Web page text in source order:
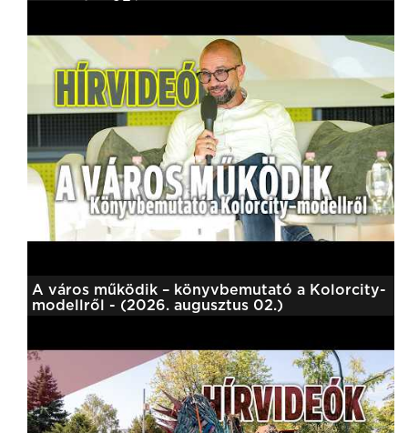
A város működik – könyvbemutató a Kolorcity-
modellről - (2026. augusztus 02.)